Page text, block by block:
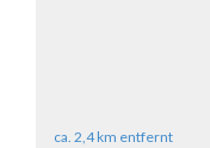
ca. 2,4 km entfernt